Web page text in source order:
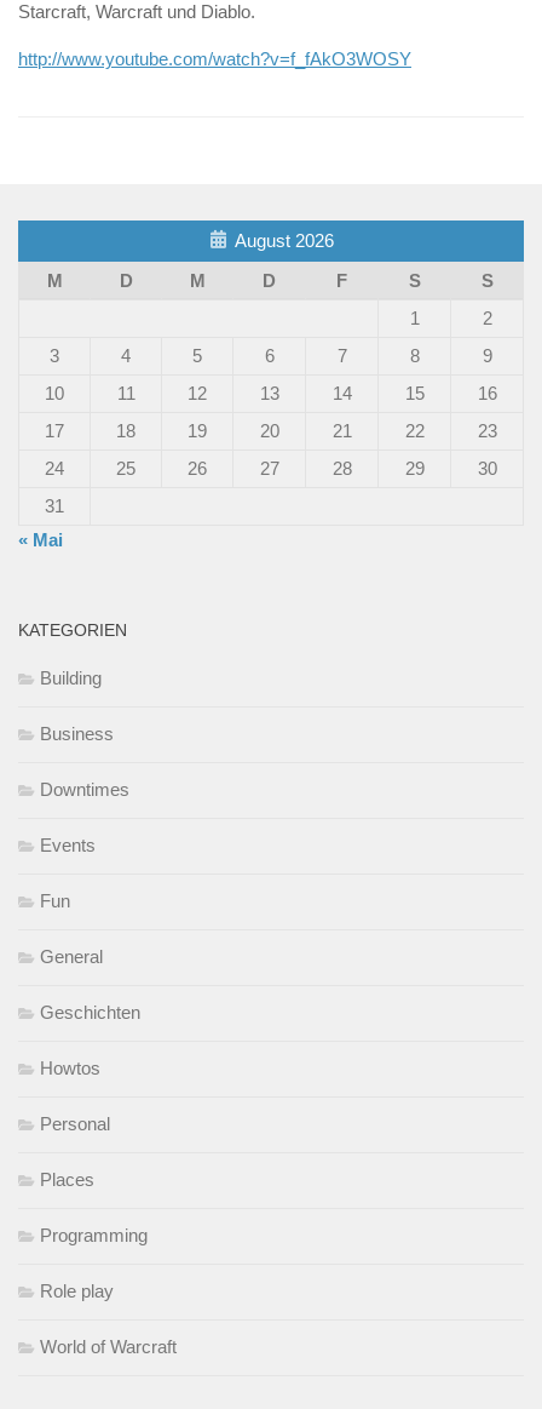
Starcraft, Warcraft und Diablo.
http://www.youtube.com/watch?v=f_fAkO3WOSY
August 2026
M
D M D F S
S
1
2
3
4 5 6 7 8
9
10
11 12 13 14 15
16
17
18 19 20 21 22
23
24
25 26 27 28 29
30
31
« Mai
KATEGORIEN
Building
Business
Downtimes
Events
Fun
General
Geschichten
Howtos
Personal
Places
Programming
Role play
World of Warcraft